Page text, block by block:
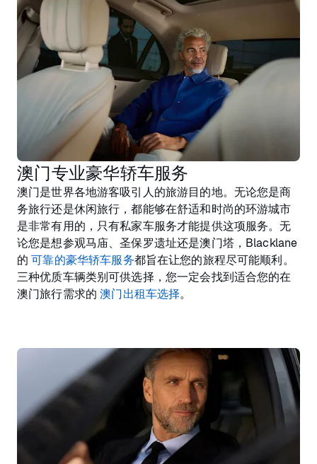
澳门专业豪华轿车服务
澳门是世界各地游客吸引人的旅游目的地。无论您是商
务旅行还是休闲旅行，都能够在舒适和时尚的环游城市
是非常有用的，只有私家车服务才能提供这项服务。无
论您是想参观马庙、圣保罗遗址还是澳门塔，Blacklane
的可靠的豪华轿车服务都旨在让您的旅程尽可能顺利。
三种优质车辆类别可供选择，您一定会找到适合您的在
澳门旅行需求的澳门出租车选择。